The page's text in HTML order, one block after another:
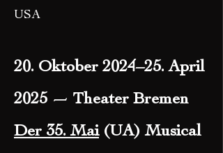
USA
20. Oktober 2024–25. April
2025 — Theater Bremen
Der 35. Mai(UA) Musical